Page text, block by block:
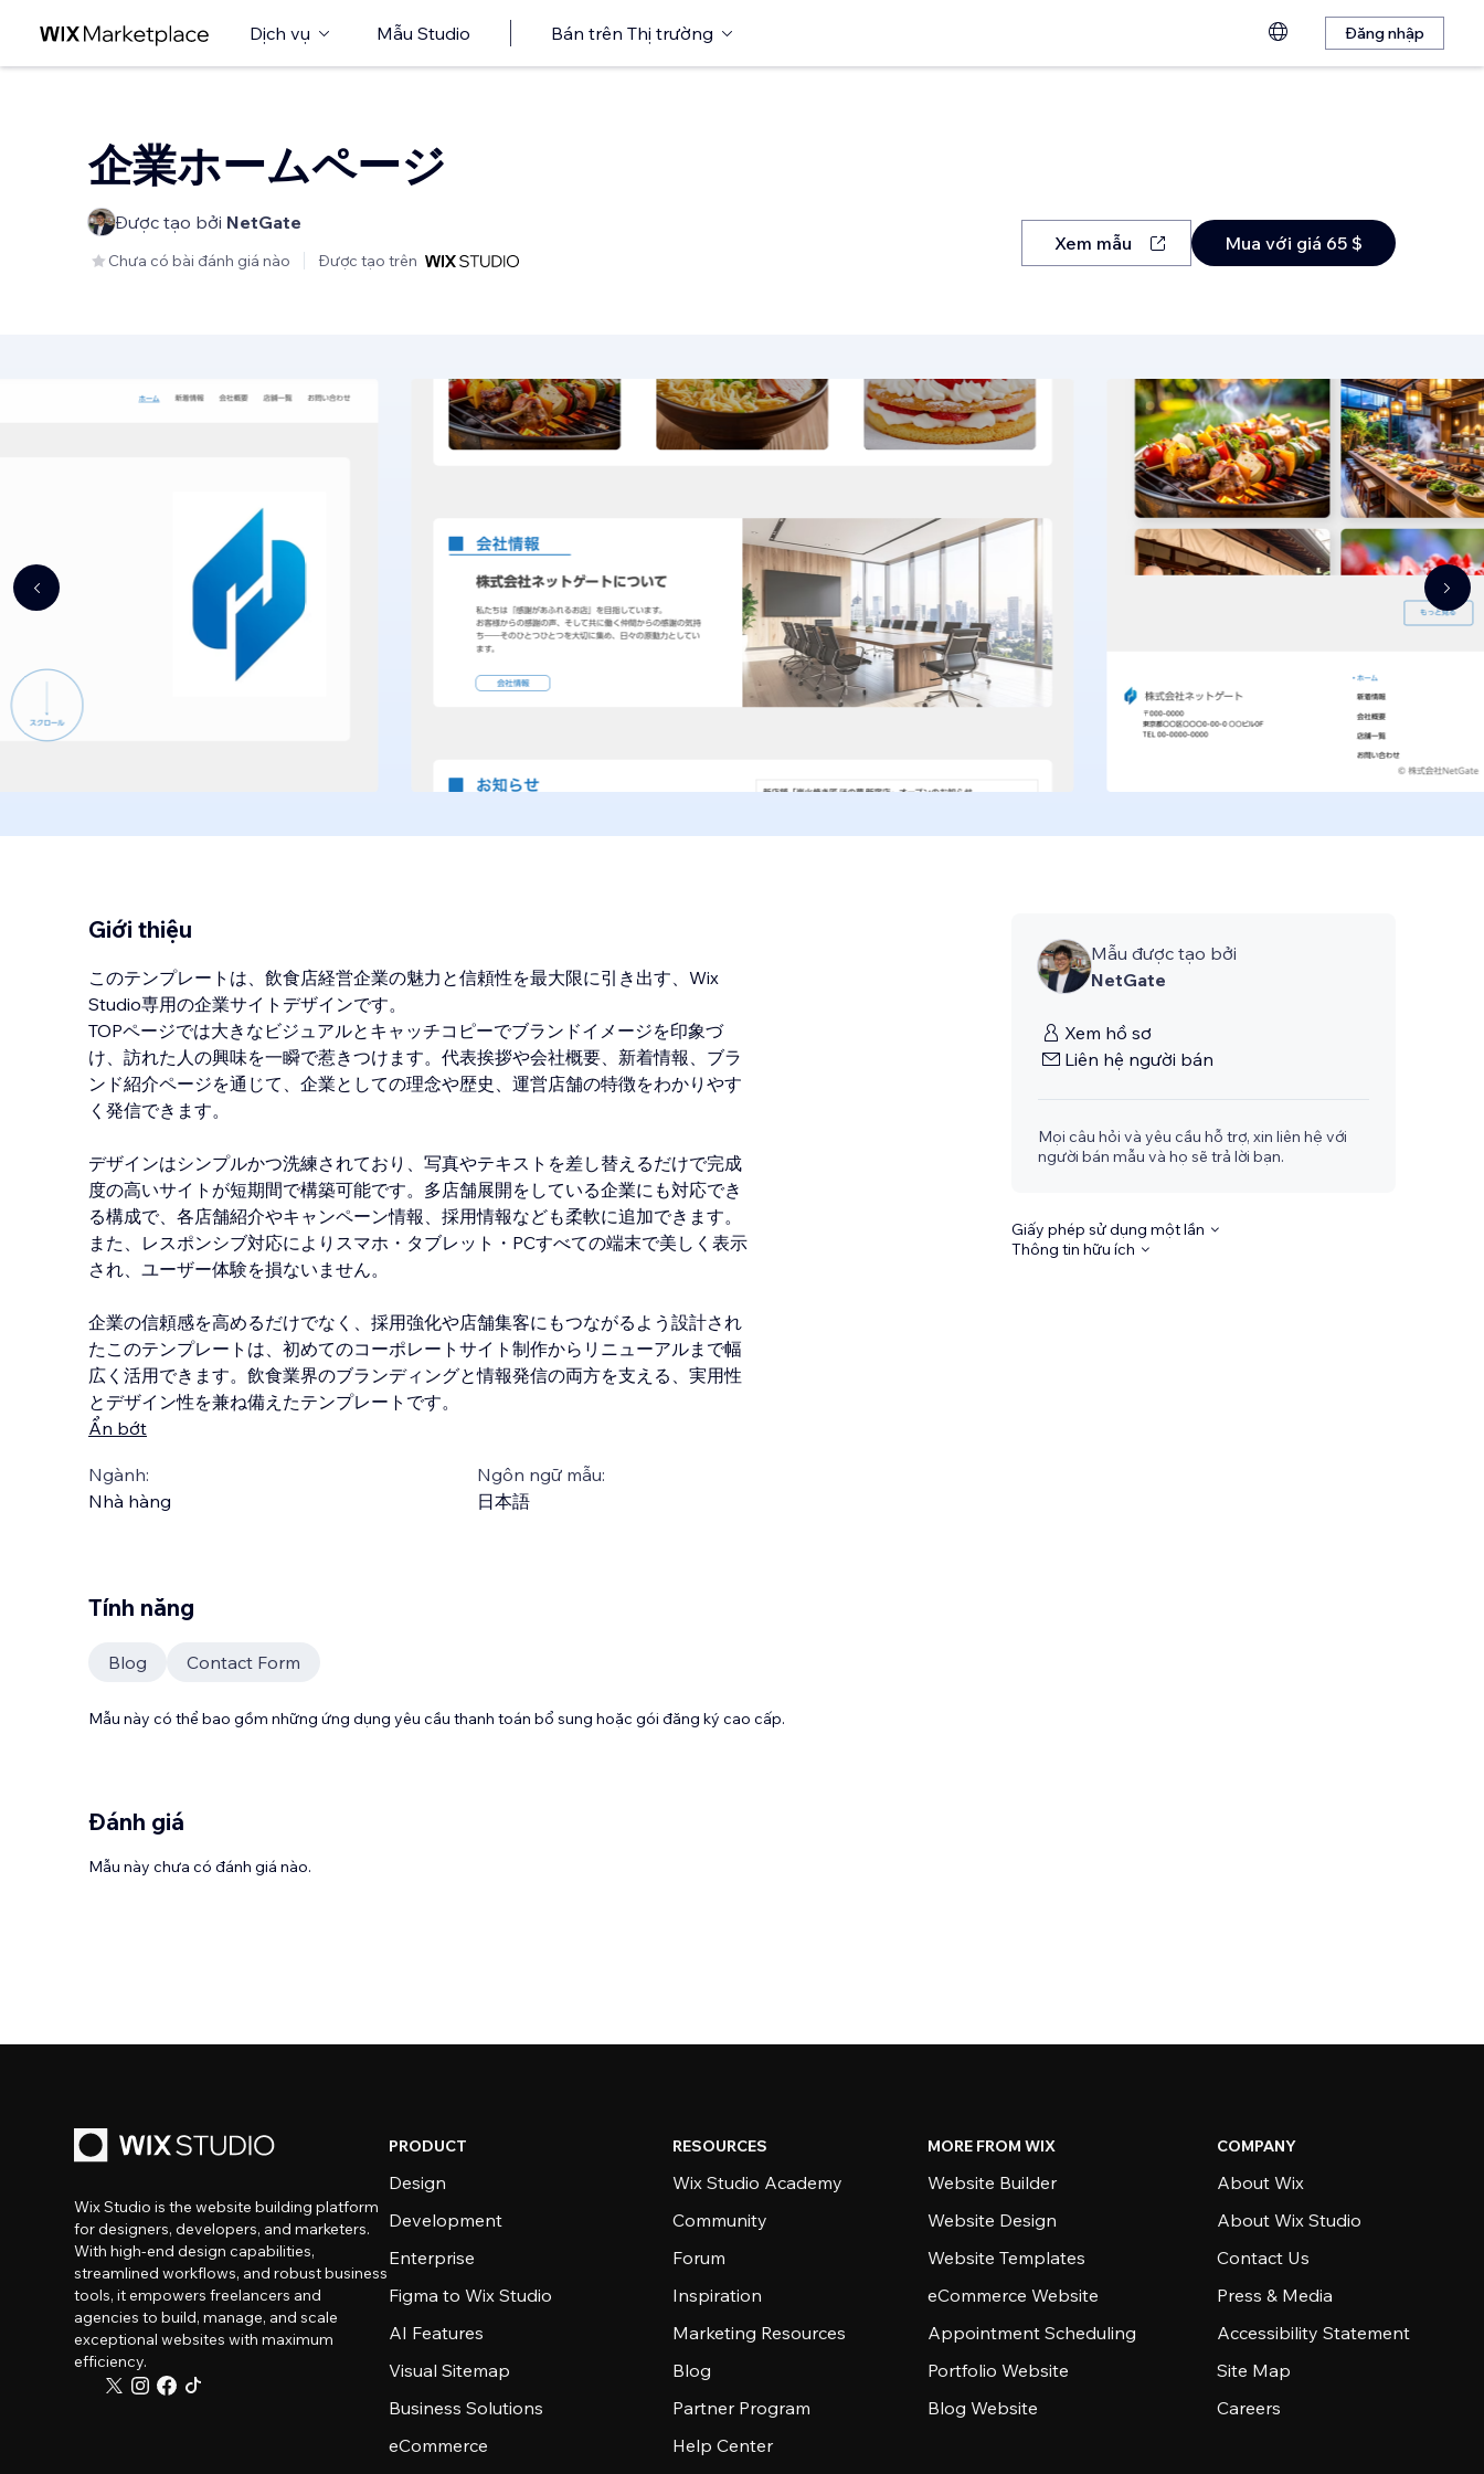
Dịch vụ Mẫu Studio Bán trên Thị trường Đăng nhập
企業ホームページ
Được tạo bởi NetGate
Chưa có bài đánh giá nào Được tạo trên
Xem mẫu Mua với giá 65 $
Giới thiệu
このテンプレートは、飲食店経営企業の魅力と信頼性を最大限に引き出す、Wix
Studio専用の企業サイトデザインです。
TOPページでは大きなビジュアルとキャッチコピーでブランドイメージを印象づ
け、訪れた人の興味を一瞬で惹きつけます。代表挨拶や会社概要、新着情報、ブラ
ンド紹介ページを通じて、企業としての理念や歴史、運営店舗の特徴をわかりやす
く発信できます。
デザインはシンプルかつ洗練されており、写真やテキストを差し替えるだけで完成
度の高いサイトが短期間で構築可能です。多店舗展開をしている企業にも対応でき
る構成で、各店舗紹介やキャンペーン情報、採用情報なども柔軟に追加できます。
また、レスポンシブ対応によりスマホ・タブレット・PCすべての端末で美しく表示
され、ユーザー体験を損ないません。
企業の信頼感を高めるだけでなく、採用強化や店舗集客にもつながるよう設計され
たこのテンプレートは、初めてのコーポレートサイト制作からリニューアルまで幅
広く活用できます。飲食業界のブランディングと情報発信の両方を支える、実用性
とデザイン性を兼ね備えたテンプレートです。
Ẩn bớt
Ngành:
Nhà hàng
Ngôn ngữ mẫu:
日本語
Mẫu được tạo bởi
NetGate
Xem hồ sơ
Liên hệ người bán
Mọi câu hỏi và yêu cầu hỗ trợ, xin liên hệ với
người bán mẫu và họ sẽ trả lời bạn.
Giấy phép sử dụng một lần
Thông tin hữu ích
Tính năng
Blog Contact Form
Mẫu này có thể bao gồm những ứng dụng yêu cầu thanh toán bổ sung hoặc gói đăng ký cao cấp.
Đánh giá
Mẫu này chưa có đánh giá nào.
Wix Studio is the website building platform
for designers, developers, and marketers.
With high-end design capabilities,
streamlined workflows, and robust business
tools, it empowers freelancers and
agencies to build, manage, and scale
exceptional websites with maximum
efficiency.
PRODUCT
Design
Development
Enterprise
Figma to Wix Studio
AI Features
Visual Sitemap
Business Solutions
eCommerce
RESOURCES
Wix Studio Academy
Community
Forum
Inspiration
Marketing Resources
Blog
Partner Program
Help Center
MORE FROM WIX
Website Builder
Website Design
Website Templates
eCommerce Website
Appointment Scheduling
Portfolio Website
Blog Website
COMPANY
About Wix
About Wix Studio
Contact Us
Press & Media
Accessibility Statement
Site Map
Careers